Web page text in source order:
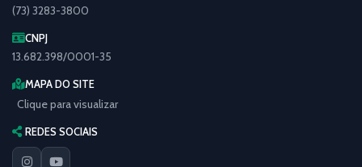
(73) 3283-3800
CNPJ
13.682.398/0001-35
MAPA DO SITE
Clique para visualizar
REDES SOCIAIS